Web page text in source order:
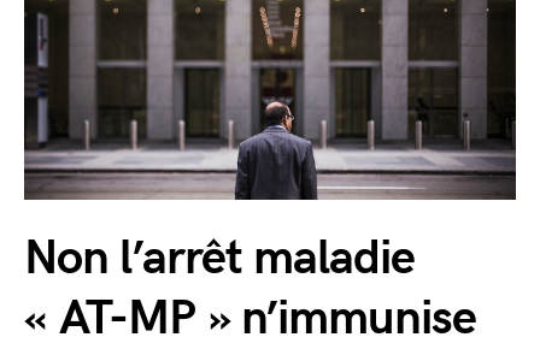
Non l’arrêt maladie
« AT-MP » n’immunise